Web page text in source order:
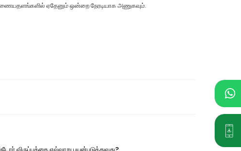
ஏதேனும் ஒன்றை நேரடியாக அணுகவும்.
விருப்பத்தை எவ்வாறு பயன்படுத்துவது?